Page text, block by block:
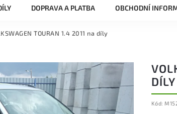
DOPRAVA A PLATBA OBCHODNÍ
TOURAN 1.4 2011 na díly
DÍLY
Kód: